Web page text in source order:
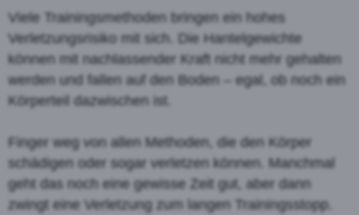
Viele Trainingsmethoden bringen ein hohes
Verletzungsrisiko mit sich. Die Hantelgewichte
können mit nachlassender Kraft nicht mehr gehalten
werden und fallen auf den Boden – egal, ob noch ein
Körperteil dazwischen ist.
Finger weg von allen Methoden, die den Körper
schädigen oder sogar verletzen können. Manchmal
geht das noch eine gewisse Zeit gut, aber dann
zwingt eine Verletzung zum langen Trainingsstopp.